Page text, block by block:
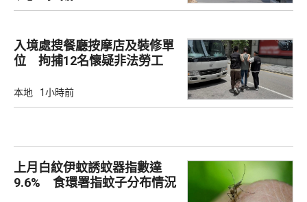
入境處搜餐廳按摩店及裝修單
位 拘捕12名懷疑非法勞工
本地 1小時前
上月白紋伊蚊誘蚊器指數達
9.6% 食環署指蚊子分布情況